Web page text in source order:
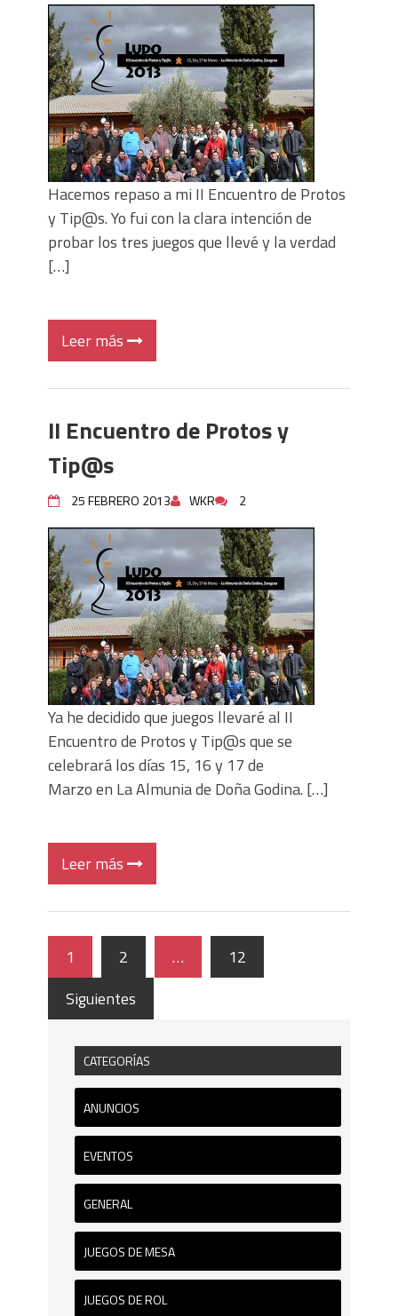
Hacemos repaso a mi II Encuentro de Protos
y Tip@s. Yo fui con la clara intención de
probar los tres juegos que llevé y la verdad
[…]
Leer más
II Encuentro de Protos y
Tip@s
25 FEBRERO 2013 WKR 2
Ya he decidido que juegos llevaré al II
Encuentro de Protos y Tip@s que se
celebrará los días 15, 16 y 17 de
Marzo en La Almunia de Doña Godina. […]
Leer más
1 2 …
12
Siguientes
CATEGORÍAS
ANUNCIOS
EVENTOS
GENERAL
JUEGOS DE MESA
JUEGOS DE ROL